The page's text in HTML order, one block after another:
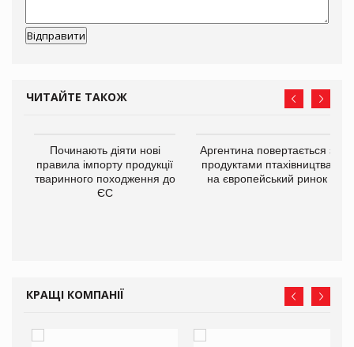
ЧИТАЙТЕ ТАКОЖ
Починають діяти нові
правила імпорту продукції
тваринного походження до
ЄС
Аргентина повертається з
продуктами птахівництва
на європейський ринок
КРАЩІ КОМПАНІЇ